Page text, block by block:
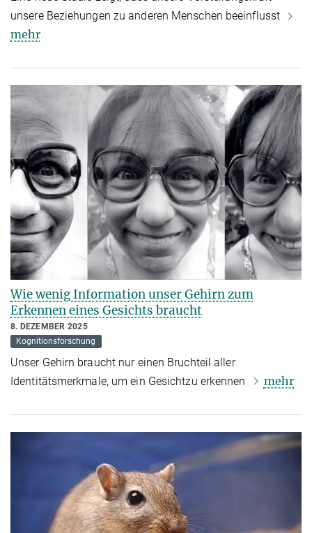
unsere Beziehungen zu anderen Menschen beeinflusst
mehr
Wie wenig Information unser Gehirn zum
Erkennen eines Gesichts braucht
8. DEZEMBER 2025
Kognitionsforschung
Unser Gehirn braucht nur einen Bruchteil aller
Identitätsmerkmale, um ein Gesichtzu erkennen
mehr